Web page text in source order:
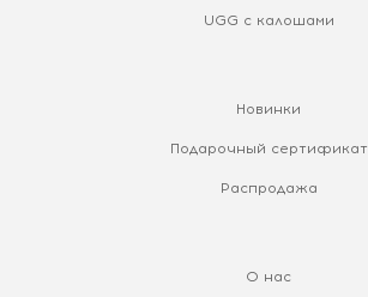
UGG с калошами
Новинки
Подарочный сертификат
Распродажа
О нас